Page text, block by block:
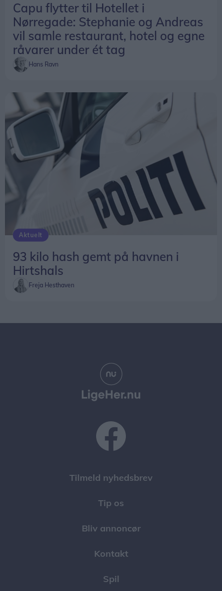
Capu flytter til Hotellet i
Nørregade: Stephanie og Andreas
vil samle restaurant, hotel og egne
råvarer under ét tag
Hans Ravn
Aktuelt
93 kilo hash gemt på havnen i
Hirtshals
Freja Hesthaven
Tilmeld nyhedsbrev
Tip os
Bliv annoncør
Kontakt
Spil